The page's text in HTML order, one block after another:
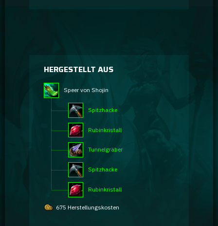
HERGESTELLT AUS
Speer von Shojin
Spitzhacke
Rubinkristall
Tunnelgräber
Spitzhacke
Rubinkristall
675 Herstellungskosten